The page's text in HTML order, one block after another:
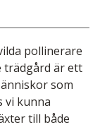
pollinerare
trädgård är ett
som
vi kunna
till både